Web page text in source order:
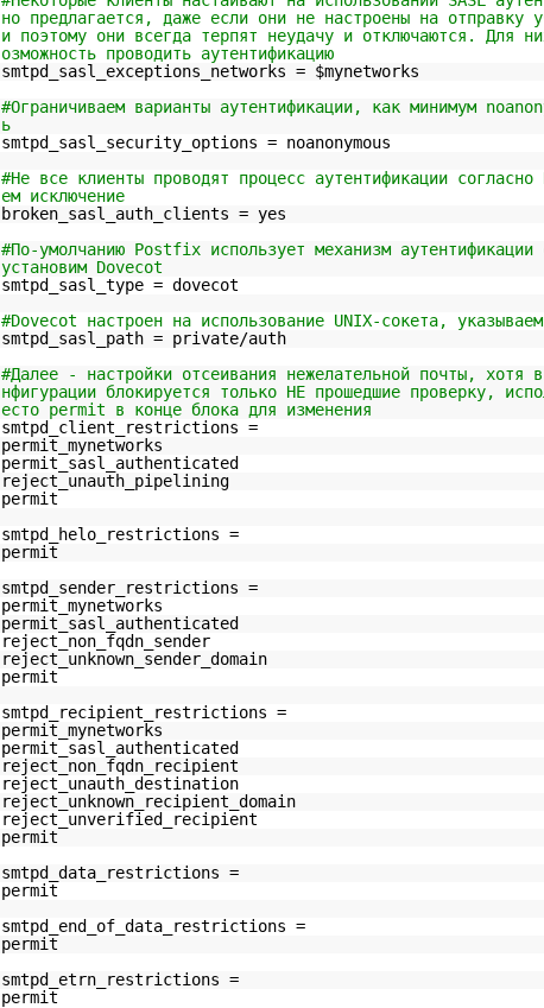
но предлагается, даже если они не настроены на отправку
и поэтому они всегда терпят неудачу и отключаются. Для
озможность проводить аутентификацию
smtpd_sasl_exceptions_networks = $mynetworks
#Ограничиваем варианты аутентификации, как минимум
ь
smtpd_sasl_security_options = noanonymous
#Не все клиенты проводят процесс аутентификации
ем исключение
broken_sasl_auth_clients = yes
#По-умолчанию Postfix использует механизм
установим Dovecot
smtpd_sasl_type = dovecot
#Dovecot настроен на использование UNIX-сокета,
smtpd_sasl_path = private/auth
#Далее - настройки отсеивания нежелательной почты, хотя
нфигурации блокируется только НЕ прошедшие проверку,
есто permit в конце блока для изменения
smtpd_client_restrictions =
permit_mynetworks
permit_sasl_authenticated
reject_unauth_pipelining
permit
smtpd_helo_restrictions =
permit
smtpd_sender_restrictions =
permit_mynetworks
permit_sasl_authenticated
reject_non_fqdn_sender
reject_unknown_sender_domain
permit
smtpd_recipient_restrictions =
permit_mynetworks
permit_sasl_authenticated
reject_non_fqdn_recipient
reject_unauth_destination
reject_unknown_recipient_domain
reject_unverified_recipient
permit
smtpd_data_restrictions =
permit
smtpd_end_of_data_restrictions =
permit
smtpd_etrn_restrictions =
permit